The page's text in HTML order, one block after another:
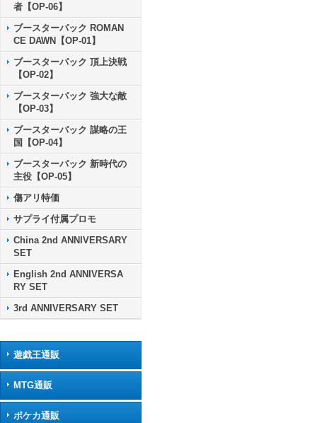
者【OP-06】
ブースターパック ROMAN
CE DAWN【OP-01】
ブースターパック 頂上決戦
【OP-02】
ブースターパック 強大な敵
【OP-03】
ブースターパック 謀略の王
国【OP-04】
ブースターパック 新時代の
主役【OP-05】
傷アリ特価
サプライ付属プロモ
China 2nd ANNIVERSARY
SET
English 2nd ANNIVERSA
RY SET
3rd ANNIVERSARY SET
遊戯王通販
MTG通販
ポケカ通販